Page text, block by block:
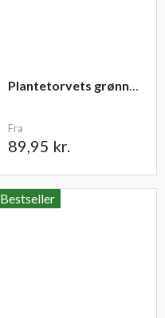
Plantetorvets grønne vandingspose 75 liter
Fra
89,95 kr.
Bestseller